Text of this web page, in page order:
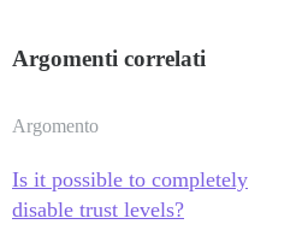
Argomenti correlati
Argomento
Is it possible to completely
disable trust levels?